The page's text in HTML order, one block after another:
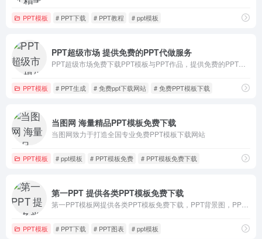
PPT模板 # PPT下载 # PPT教程 # ppt模板
PPT超级市场 提供免费的PPT代做服务
PPT模板 # PPT生成 # 免费ppt下载网站 # 免费PPT模板下载
当图网 海量精品PPT模板免费下载
当图网致力于打造全国专业免费PPT模板下载网站
PPT模板 # ppt模板 # PPT模板免费 # PPT模板免费下载
第一PPT 提供各类PPT模板免费下载
PPT模板 # PPT下载 # PPT图表 # ppt模板